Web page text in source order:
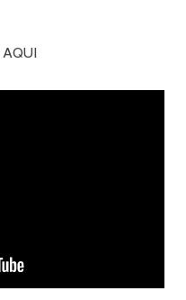
AQUI